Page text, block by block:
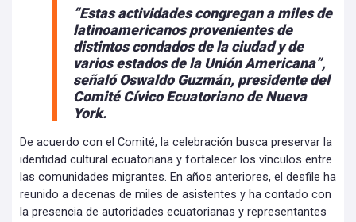
“Estas actividades congregan a miles de
latinoamericanos provenientes de
distintos condados de la ciudad y de
varios estados de la Unión Americana”,
señaló Oswaldo Guzmán, presidente del
Comité Cívico Ecuatoriano de Nueva
York.
De acuerdo con el Comité, la celebración busca preservar la
identidad cultural ecuatoriana y fortalecer los vínculos entre
las comunidades migrantes. En años anteriores, el desfile ha
reunido a decenas de miles de asistentes y ha contado con
la presencia de autoridades ecuatorianas y representantes